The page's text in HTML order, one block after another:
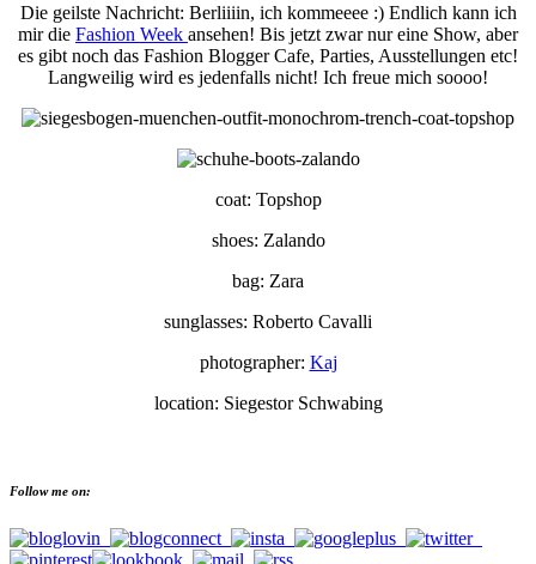
Die geilste Nachricht: Berliiiin, ich kommeeee :) Endlich kann ich
mir die Fashion Week ansehen! Bis jetzt zwar nur eine Show, aber
es gibt noch das Fashion Blogger Cafe, Parties, Ausstellungen etc!
Langweilig wird es jedenfalls nicht! Ich freue mich soooo!
coat: Topshop
shoes: Zalando
bag: Zara
sunglasses: Roberto Cavalli
photographer: Kaj
location: Siegestor Schwabing
Follow me on: